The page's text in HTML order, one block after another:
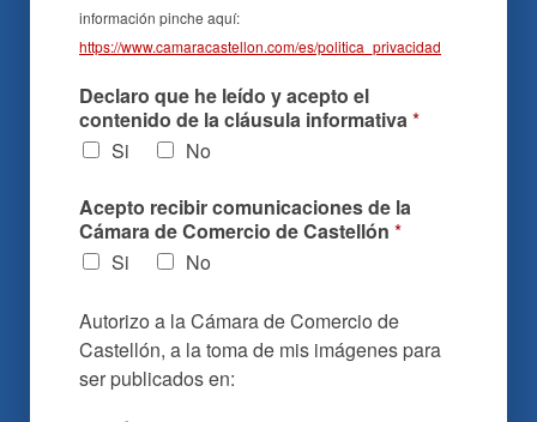
información pinche aquí:
https://www.camaracastellon.com/es/politica_privacidad
Declaro que he leído y acepto el
contenido de la cláusula informativa *
Si
No
Acepto recibir comunicaciones de la
Cámara de Comercio de Castellón *
Si
No
Autorizo a la Cámara de Comercio de
Castellón, a la toma de mis imágenes para
ser publicados en: